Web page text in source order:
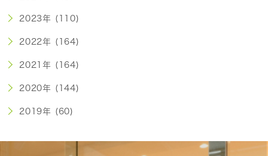
2023年 (110)
2022年 (164)
2021年 (164)
2020年 (144)
2019年 (60)